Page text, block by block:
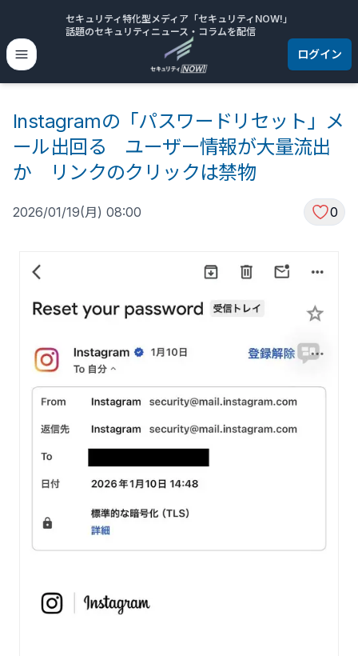
セキュリティ特化型メディア「セキュリティNOW!」
話題のセキュリティニュース・コラムを配信
ログイン
Instagramの「パスワードリセット」メ
ール出回る ユーザー情報が大量流出
か リンクのクリックは禁物
2026/01/19(月) 08:00 0